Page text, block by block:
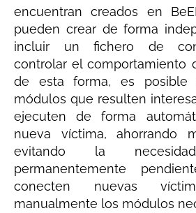
encuentran creados en
pueden crear de forma
incluir un fichero de
controlar el comportamiento
de esta forma, es posible
módulos que resulten
ejecuten de forma
nueva víctima, ahorrando
evitando la
permanentemente
conecten nuevas
manualmente los módulos